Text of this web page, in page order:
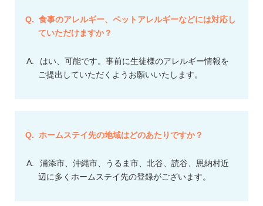
食事のアレルギー、ペットアレルギーなどには対応し
ていただけますか？
はい、可能です。事前に生徒様のアレルギー情報を
ご提出していただくようお願いいたします。
ホームステイ先の地域はどのあたりですか？
浦添市、沖縄市、うるま市、北谷、読谷、恩納村近
辺に多くホームステイ先の登録がございます。